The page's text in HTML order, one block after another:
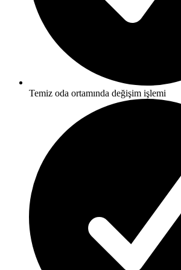
Temiz oda ortamında değişim işlemi